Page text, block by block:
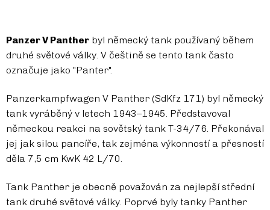
Panzer V Panther byl německý tank používaný během
druhé světové války. V češtině se tento tank často
označuje jako "Panter".
Panzerkampfwagen V Panther (SdKfz 171) byl německý
tank vyráběný v letech 1943–1945. Představoval
německou reakci na sovětský tank T-34/76. Překonával
jej jak silou pancíře, tak zejména výkonností a přesností
děla 7,5 cm KwK 42 L/70.
Tank Panther je obecně považován za nejlepší střední
tank druhé světové války. Poprvé byly tanky Panther